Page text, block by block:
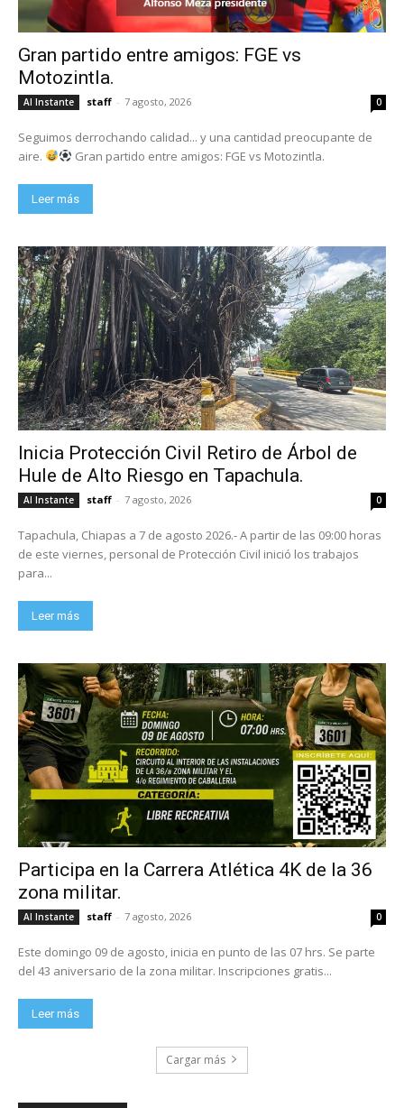
Gran partido entre amigos: FGE vs
Motozintla.
Al Instante staff - 7 agosto, 2026 0
Seguimos derrochando calidad... y una cantidad preocupante de
aire.
Gran partido entre amigos: FGE vs Motozintla.
Leer más
Inicia Protección Civil Retiro de Árbol de
Hule de Alto Riesgo en Tapachula.
Al Instante staff - 7 agosto, 2026 0
Tapachula, Chiapas a 7 de agosto 2026.- A partir de las 09:00 horas
de este viernes, personal de Protección Civil inició los trabajos
para...
Leer más
Participa en la Carrera Atlética 4K de la 36
zona militar.
Al Instante staff - 7 agosto, 2026 0
Este domingo 09 de agosto, inicia en punto de las 07 hrs. Se parte
del 43 aniversario de la zona militar. Inscripciones gratis...
Leer más
Cargar más